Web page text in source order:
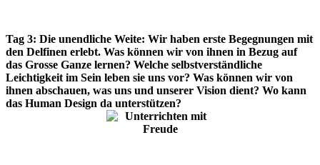
Tag 3: Die unendliche Weite: Wir haben erste Begegnungen mit
den Delfinen erlebt. Was können wir von ihnen in Bezug auf
das Grosse Ganze lernen? Welche selbstverständliche
Leichtigkeit im Sein leben sie uns vor? Was können wir von
ihnen abschauen, was uns und unserer Vision dient? Wo kann
das Human Design da unterstützen?